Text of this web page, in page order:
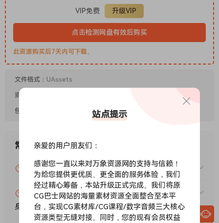
VIP免费 升级VIP
点击检测网盘有效后购买
此资源购买后7天内可下载。
文件格式： UAssets
资源类型：
包括内容：
常见问题
VIP资源或免费资源能否做为商业用途？
赞助包月VIP（或包年VIP）后能升级包年（或终
身VIP）吗？
站点提示
亲爱的用户朋友们：
感谢您一直以来对万象资源网的支持与信赖！
为给您提供更优质、更全面的服务体验，我们
经过精心筹备，本站升级正式完成。我们将原
CG巴士网站的海量素材资源全面整合至本平
台，实现CG素材库/CG课程/数字音频三大核心
资源类型无缝对接。同时，您的现有会员权益